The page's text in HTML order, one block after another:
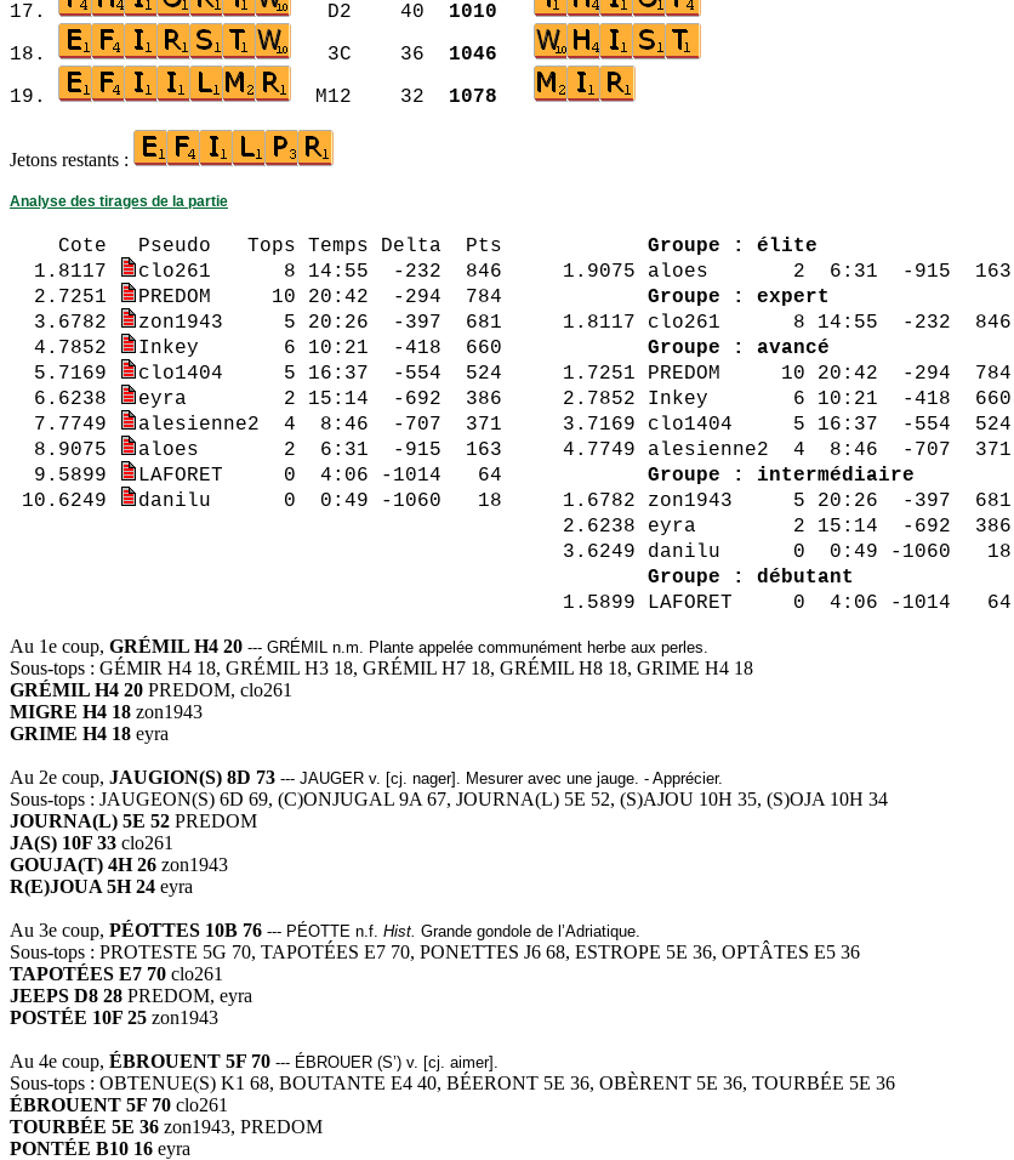
17.
D2 40 1010
18.
3C 36 1046
19.
M12 32 1078
Jetons restants :
Analyse des tirages de la partie
Cote Pseudo Tops Temps Delta Pts Groupe : élite
1.8117
clo261 8 14:55 -232 846 1.9075 aloes 2 6:31 -915 163
2.7251
PREDOM 10 20:42 -294 784 Groupe : expert
3.6782
zon1943 5 20:26 -397 681 1.8117 clo261 8 14:55 -232 846
4.7852
Inkey 6 10:21 -418 660 Groupe : avancé
5.7169
clo1404 5 16:37 -554 524 1.7251 PREDOM 10 20:42 -294 784
6.6238
eyra 2 15:14 -692 386 2.7852 Inkey 6 10:21 -418 660
7.7749
alesienne2 4 8:46 -707 371 3.7169 clo1404 5 16:37 -554 524
8.9075
aloes 2 6:31 -915 163 4.7749 alesienne2 4 8:46 -707 371
9.5899
LAFORET 0 4:06 -1014 64 Groupe : intermédiaire
10.6249
danilu 0 0:49 -1060 18 1.6782 zon1943 5 20:26 -397 681
2.6238 eyra 2 15:14 -692 386
3.6249 danilu 0 0:49 -1060 18
Groupe : débutant
1.5899 LAFORET 0 4:06 -1014 64
Au 1e coup, GRÉMIL H4 20 --- GRÉMIL n.m. Plante appelée communément herbe aux perles.
Sous-tops : GÉMIR H4 18, GRÉMIL H3 18, GRÉMIL H7 18, GRÉMIL H8 18, GRIME H4 18
GRÉMIL H4 20 PREDOM, clo261
MIGRE H4 18 zon1943
GRIME H4 18 eyra
Au 2e coup, JAUGION(S) 8D 73 --- JAUGER v. [cj. nager]. Mesurer avec une jauge. - Apprécier.
Sous-tops : JAUGEON(S) 6D 69, (C)ONJUGAL 9A 67, JOURNA(L) 5E 52, (S)AJOU 10H 35, (S)OJA 10H 34
JOURNA(L) 5E 52 PREDOM
JA(S) 10F 33 clo261
GOUJA(T) 4H 26 zon1943
R(E)JOUA 5H 24 eyra
Au 3e coup, PÉOTTES 10B 76 --- PÉOTTE n.f. Hist. Grande gondole de l’Adriatique.
Sous-tops : PROTESTE 5G 70, TAPOTÉES E7 70, PONETTES J6 68, ESTROPE 5E 36, OPTÂTES E5 36
TAPOTÉES E7 70 clo261
JEEPS D8 28 PREDOM, eyra
POSTÉE 10F 25 zon1943
Au 4e coup, ÉBROUENT 5F 70 --- ÉBROUER (S’) v. [cj. aimer].
Sous-tops : OBTENUE(S) K1 68, BOUTANTE E4 40, BÉERONT 5E 36, OBÈRENT 5E 36, TOURBÉE 5E 36
ÉBROUENT 5F 70 clo261
TOURBÉE 5E 36 zon1943, PREDOM
PONTÉE B10 16 eyra